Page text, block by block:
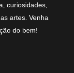
curiosidades,
artes. Venha
do bem!